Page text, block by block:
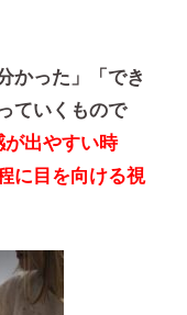
かった」「でき
ていくもので
出やすい時
に目を向ける視